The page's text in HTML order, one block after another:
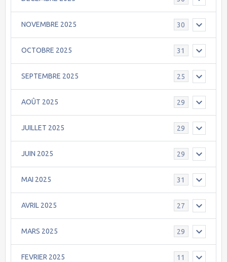
NOVEMBRE 2025 30
OCTOBRE 2025 31
SEPTEMBRE 2025 25
AOÛT 2025 29
JUILLET 2025 29
JUIN 2025 29
MAI 2025 31
AVRIL 2025 27
MARS 2025 29
FEVRIER 2025 11